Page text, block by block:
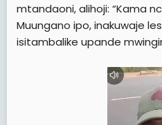
mtandaoni, alihoji: “Kama
Muungano ipo, inakuwaje
isitambalike upande